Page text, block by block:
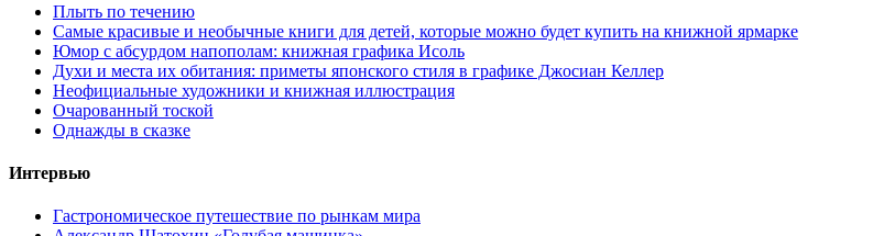
Плыть по течению
Самые красивые и необычные книги для детей, которые можно будет купить на книжной ярмарке
Юмор с абсурдом напополам: книжная графика Исоль
Духи и места их обитания: приметы японского стиля в графике Джосиан Келлер
Неофициальные художники и книжная иллюстрация
Очарованный тоской
Однажды в сказке
Интервью
Гастрономическое путешествие по рынкам мира